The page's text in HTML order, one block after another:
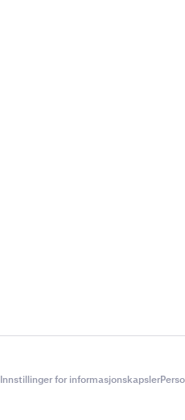
Innstillinger for informasjonskapsler